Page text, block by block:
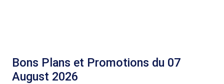
Bons Plans et Promotions du 07
August 2026